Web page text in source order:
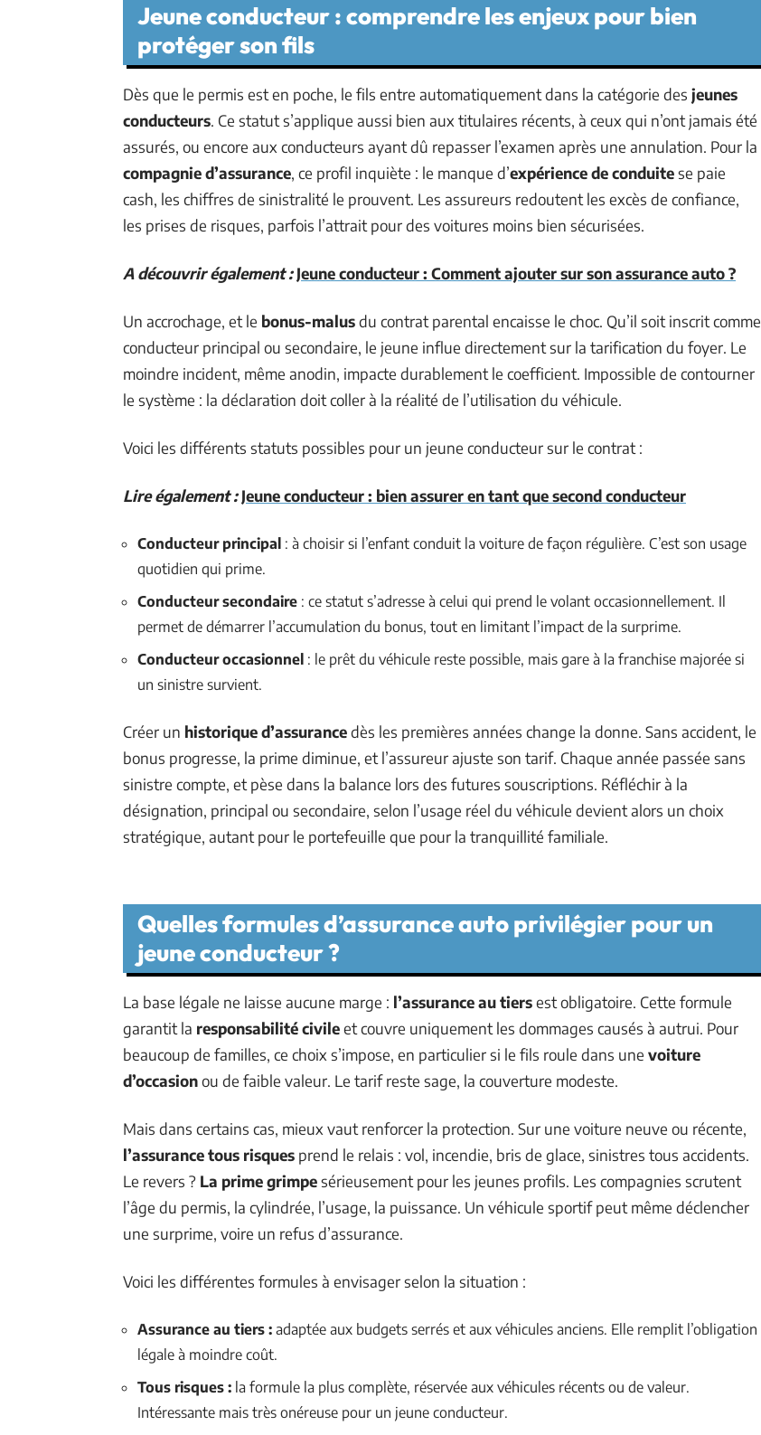
Jeune conducteur : comprendre les enjeux pour bien
protéger son fils
Dès que le permis est en poche, le fils entre automatiquement dans la catégorie des jeunes
conducteurs. Ce statut s’applique aussi bien aux titulaires récents, à ceux qui n’ont jamais été
assurés, ou encore aux conducteurs ayant dû repasser l’examen après une annulation. Pour la
compagnie d’assurance, ce profil inquiète : le manque d’expérience de conduitese paie
cash, les chiffres de sinistralité le prouvent. Les assureurs redoutent les excès de confiance,
les prises de risques, parfois l’attrait pour des voitures moins bien sécurisées.
A découvrir également : Jeune conducteur : Comment ajouter sur son assurance auto ?
Un accrochage, et le bonus-malusdu contrat parental encaisse le choc. Qu’il soit inscrit comme
conducteur principal ou secondaire, le jeune influe directement sur la tarification du foyer. Le
moindre incident, même anodin, impacte durablement le coefficient. Impossible de contourner
le système : la déclaration doit coller à la réalité de l’utilisation du véhicule.
Voici les différents statuts possibles pour un jeune conducteur sur le contrat :
Lire également : Jeune conducteur : bien assurer en tant que second conducteur
Conducteur principal : à choisir si l’enfant conduit la voiture de façon régulière. C’est son usage
quotidien qui prime.
Conducteur secondaire : ce statut s’adresse à celui qui prend le volant occasionnellement. Il
permet de démarrer l’accumulation du bonus, tout en limitant l’impact de la surprime.
Conducteur occasionnel : le prêt du véhicule reste possible, mais gare à la franchise majorée si
un sinistre survient.
Créer un historique d’assurancedès les premières années change la donne. Sans accident, le
bonus progresse, la prime diminue, et l’assureur ajuste son tarif. Chaque année passée sans
sinistre compte, et pèse dans la balance lors des futures souscriptions. Réfléchir à la
désignation, principal ou secondaire, selon l’usage réel du véhicule devient alors un choix
stratégique, autant pour le portefeuille que pour la tranquillité familiale.
Quelles formules d’assurance auto privilégier pour un
jeune conducteur ?
La base légale ne laisse aucune marge : l’assurance au tiersest obligatoire. Cette formule
garantit la responsabilité civileet couvre uniquement les dommages causés à autrui. Pour
beaucoup de familles, ce choix s’impose, en particulier si le fils roule dans une voiture
d’occasionou de faible valeur. Le tarif reste sage, la couverture modeste.
Mais dans certains cas, mieux vaut renforcer la protection. Sur une voiture neuve ou récente,
l’assurance tous risques prend le relais : vol, incendie, bris de glace, sinistres tous accidents.
Le revers ? La prime grimpesérieusement pour les jeunes profils. Les compagnies scrutent
l’âge du permis, la cylindrée, l’usage, la puissance. Un véhicule sportif peut même déclencher
une surprime, voire un refus d’assurance.
Voici les différentes formules à envisager selon la situation :
Assurance au tiers : adaptée aux budgets serrés et aux véhicules anciens. Elle remplit l’obligation
légale à moindre coût.
Tous risques : la formule la plus complète, réservée aux véhicules récents ou de valeur.
Intéressante mais très onéreuse pour un jeune conducteur.